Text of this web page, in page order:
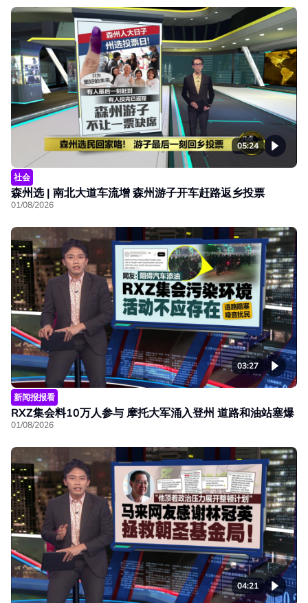
05:24
社会
森州选 | 南北大道车流增 森州游子开车赶路返乡投票
01/08/2026
03:27
新闻报报看
RXZ集会料10万人参与 摩托大军涌入登州 道路和油站塞爆
01/08/2026
04:21